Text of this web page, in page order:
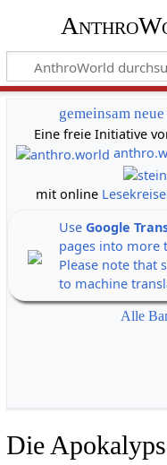
gemeinsam
Eine freie Initiative
mit online
Use Google
pages into more
Please note that
to machine
Alle
Die